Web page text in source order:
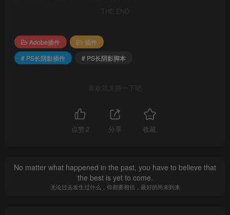
THE END
Adobe插件
插件
# PS长阴影插件
# PS长阴影脚本
喜欢就支持一下吧
点赞2 分享 收藏
No matter what happened in the past, you have to believe that
the best is yet to come.
无论过去发生过什么，你都要相信，最好的尚未到来